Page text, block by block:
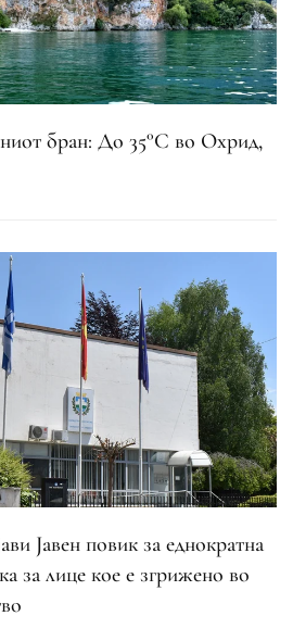
бран: До 35°C во Охрид,
Јавен повик за еднократна
за лице кое е згрижено во